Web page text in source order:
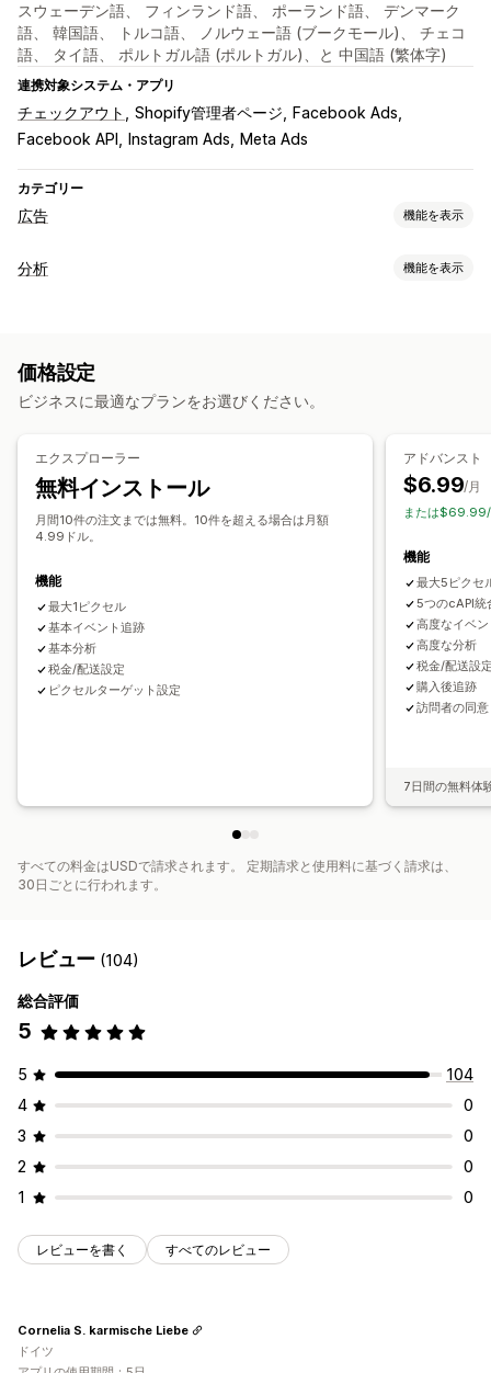
スウェーデン語、 フィンランド語、 ポーランド語、 デンマーク
語、 韓国語、 トルコ語、 ノルウェー語 (ブークモール)、 チェコ
語、 タイ語、 ポルトガル語 (ポルトガル)、と 中国語 (繁体字)
連携対象システム・アプリ
チェックアウト Shopify管理者ページ
Facebook Ads
Facebook API
Instagram Ads Meta Ads
カテゴリー
広告 機能を表示
ターゲティング
キャンペーン管理
パフォーマンス分析
エンゲージメント指標 コンバージョントラッキング
ダッシュボード インプレッション数 UTMアトリビューション
トラフィック元
分析 機能を表示
マーケティングと販売
ビジュアルとレポート
分析ダッシュボード
価格設定
ビジネスに最適なプランをお選びください。
エクスプローラー
無料インストール
月間10件の注文までは無料。10件を超える場合は月額
4.99ドル。
機能
最大1ピクセル
基本イベント追跡
基本分析
税金/配送設定
ピクセルターゲット設定
アドバンスト
$6.99/月
または$69.99/
機能
最大5ピクセ
5つのcAPI統
高度なイベ
高度な分析
税金/配送設
購入後追跡
訪問者の同
7日間の無料体
すべての料金はUSDで請求されます。 定期請求と使用料に基づく請求は、
30日ごとに行われます。
レビュー (104)
総合評価
5
5
104
4
0
3
0
2
0
1
0
レビューを書く すべてのレビュー
Cornelia S. karmische Liebe
ドイツ